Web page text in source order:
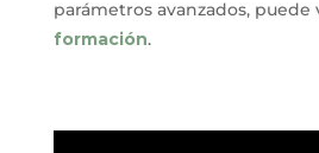
parámetros avanzados, puede
formación.